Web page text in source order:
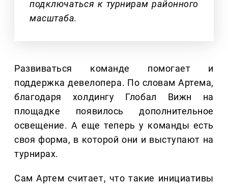
подключаться к турнирам районного
масштаба.
Развиваться команде помогает и
поддержка девелопера. По словам Артема,
благодаря холдингу Глобал Вижн на
площадке появилось дополнительное
освещение. А еще теперь у команды есть
своя форма, в которой они и выступают на
турнирах.
Сам Артем считает, что такие инициативы